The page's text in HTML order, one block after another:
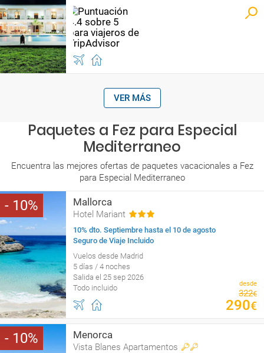
VER MÁS
Paquetes a Fez para Especial
Mediterraneo
Encuentra las mejores ofertas de paquetes vacacionales a Fez
para Especial Mediterraneo
10 Mallorca
Hotel Mariant
10% dto. Septiembre hasta el 10 de agosto
Seguro de Viaje Incluido
Vuelos desde Madrid
5 días / 4 noches
Salida el 25 sep 2026
Todo incluido
desde
322€
290€
10 Menorca
Vista Blanes Apartamentos